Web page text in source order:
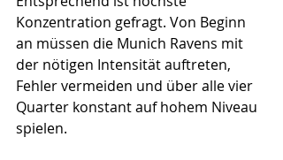
Konzentration gefragt. Von Beginn
an müssen die Munich Ravens mit
der nötigen Intensität auftreten,
Fehler vermeiden und über alle vier
Quarter konstant auf hohem Niveau
spielen.